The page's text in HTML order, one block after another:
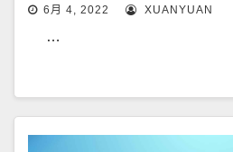
6月 4, 2022 XUANYUAN
…